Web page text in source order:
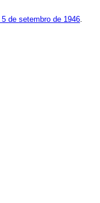
de setembro de 1946.